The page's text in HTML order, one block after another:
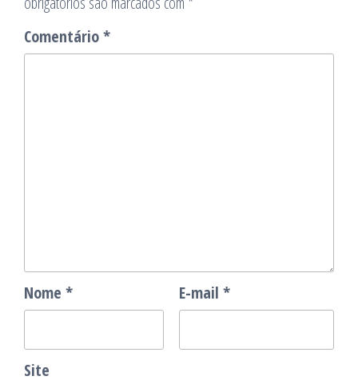
Comentário*
Nome * E-mail *
Site